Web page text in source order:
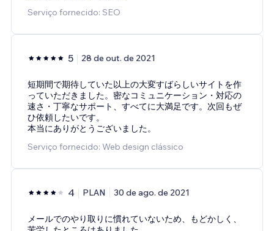
Serviço fornecido: SEO
5 28 de out. de 2021
短期間で期待していた以上の大変すばらしいサイトを作
っていただきました。密なコミュニケーション・対応の
速さ・丁寧なサポート、すべてに大満足です。次回もぜ
ひ依頼したいです。
本当にありがとうございました。
Serviço fornecido: Web design clássico
4 PLAN 30 de ago. de 2021
メールでのやり取りに慣れていないため、もどかしく、